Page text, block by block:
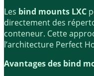
Les bind mounts LXC
directement des
conteneur. Cette
l’architecture Perfect
Avantages des bind